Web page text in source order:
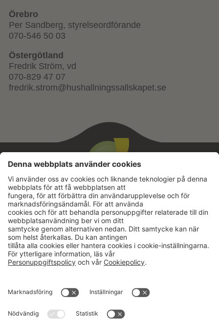
Örebro
Per Sandberg, styrelseordförande
070-546 50 03
Östergötland
Fredrik Ström, vd
070-829 47 07
fredrik.strom@hushallningssallskapet.se
Aktuellt
Karriär
Kalender
Press & media
Om oss
Verksamheter
Hushållningssällskapens
Förbund
Tjänster